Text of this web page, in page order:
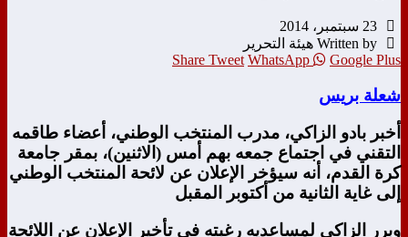
23 سبتمبر، 2014
Written by هيئة التحرير
Share Tweet WhatsApp Google Plus
شعلة بريس
أخبر بادو الزاكي، مدرب المنتخب الوطني، أعضاء طاقمه
التقني في اجتماع جمعه بهم أمس (الاثنين)، بمقر جامعة
كرة القدم، أنه سيؤخر الإعلان عن لائحة المنتخب الوطني
إلى غاية الثانية من أكتوبر المقبل
وبرر الزاكي لمساعديه رغبته في تأخير الإعلان عن اللائحة